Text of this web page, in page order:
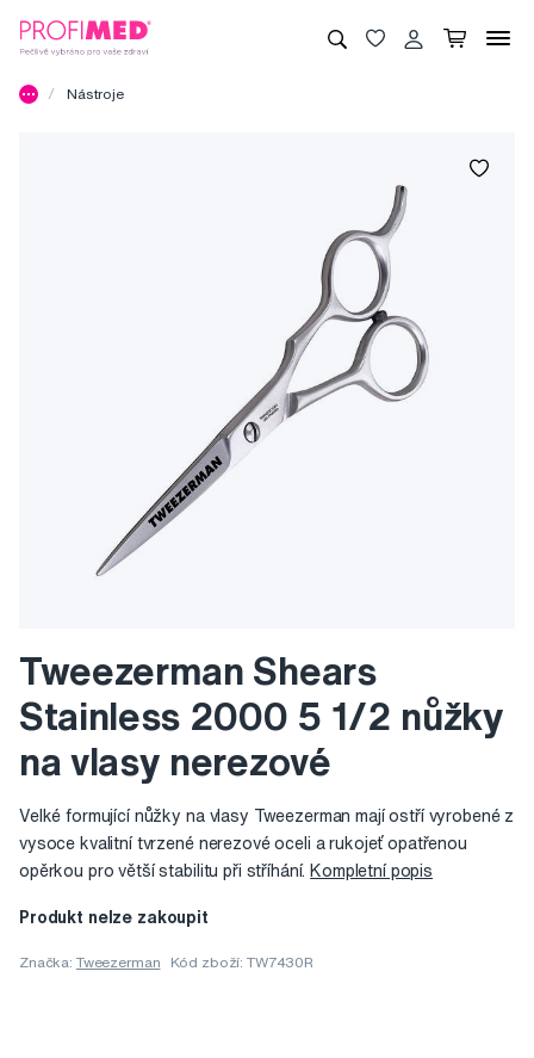
Nástroje
Tweezerman Shears
Stainless 2000 5 1/2 nůžky
na vlasy nerezové
Velké formující nůžky na vlasy Tweezerman mají ostří vyrobené z
vysoce kvalitní tvrzené nerezové oceli a rukojeť opatřenou
opěrkou pro větší stabilitu při stříhání. Kompletní popis
Produkt nelze zakoupit
Značka: Tweezerman Kód zboží: TW7430R